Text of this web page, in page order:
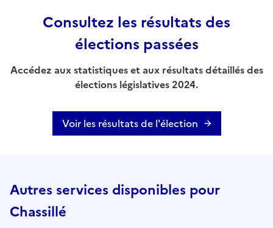
Consultez les résultats des
élections passées
Accédez aux statistiques et aux résultats détaillés des
élections législatives 2024.
Voir les résultats de l'élection
Autres services disponibles pour
Chassillé